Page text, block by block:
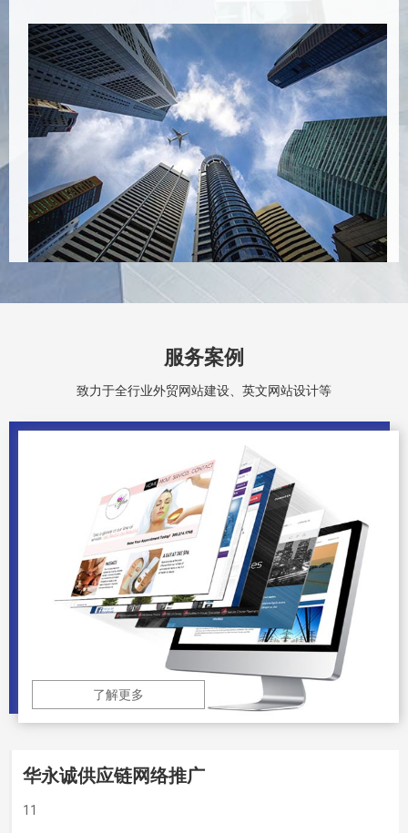
服务案例
致力于全行业外贸网站建设、英文网站设计等
了解更多
华永诚供应链网络推广
11